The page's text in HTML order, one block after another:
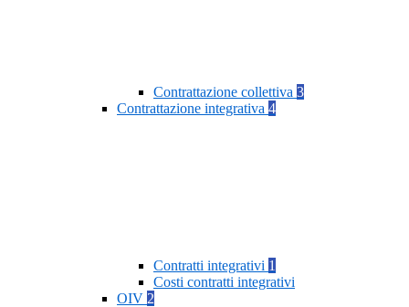
Contrattazione collettiva 3
Contrattazione integrativa 4
Contratti integrativi 1
Costi contratti integrativi
OIV 2